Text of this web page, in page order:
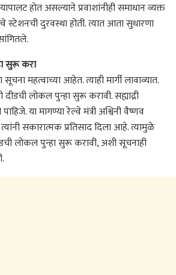
होत असल्याने प्रवाशांनीही समाधान व्यक्त
दुरवस्था होती. त्यात आता सुधारणा
सुरू करा
महत्वाच्या आहेत. त्याही मार्गी लावाव्यात.
लोकल पुन्हा सुरू करावी. सह्याद्री
या मागण्या रेल्वे मंत्री अश्विनी वैष्णव
सकारात्मक प्रतिसाद दिला आहे. त्यामुळे
लोकल पुन्हा सुरू करावी, अशी सूचनाही